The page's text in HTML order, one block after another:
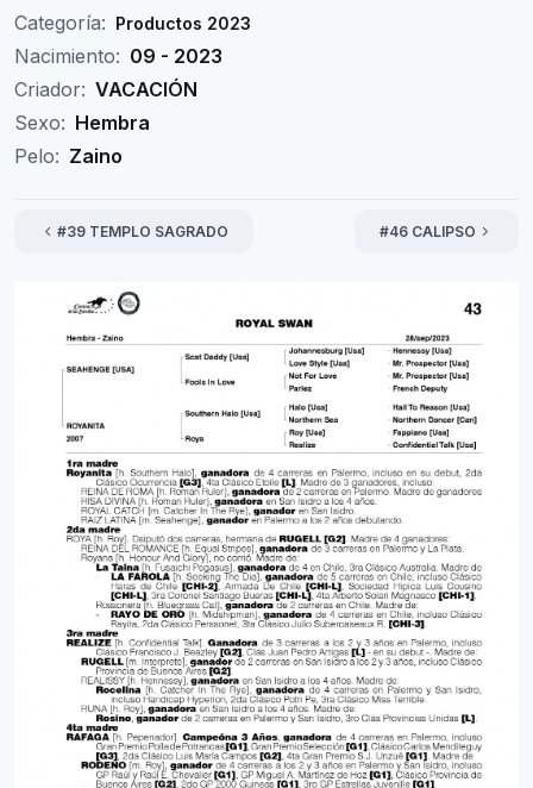
Categoría: Productos 2023
Nacimiento: 09 - 2023
Criador: VACACIÓN
Sexo: Hembra
Pelo: Zaino
#39 TEMPLO SAGRADO #46 CALIPSO